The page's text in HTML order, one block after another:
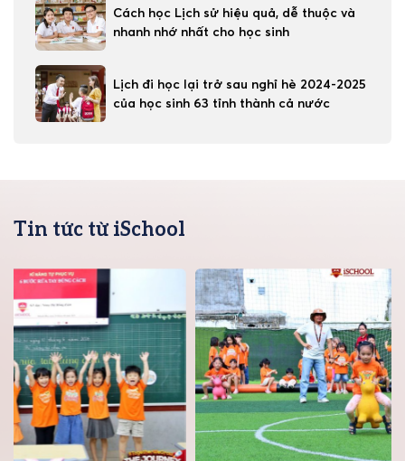
Cách học Lịch sử hiệu quả, dễ thuộc và
nhanh nhớ nhất cho học sinh
Lịch đi học lại trở sau nghỉ hè 2024-2025
của học sinh 63 tỉnh thành cả nước
Tin tức từ iSchool